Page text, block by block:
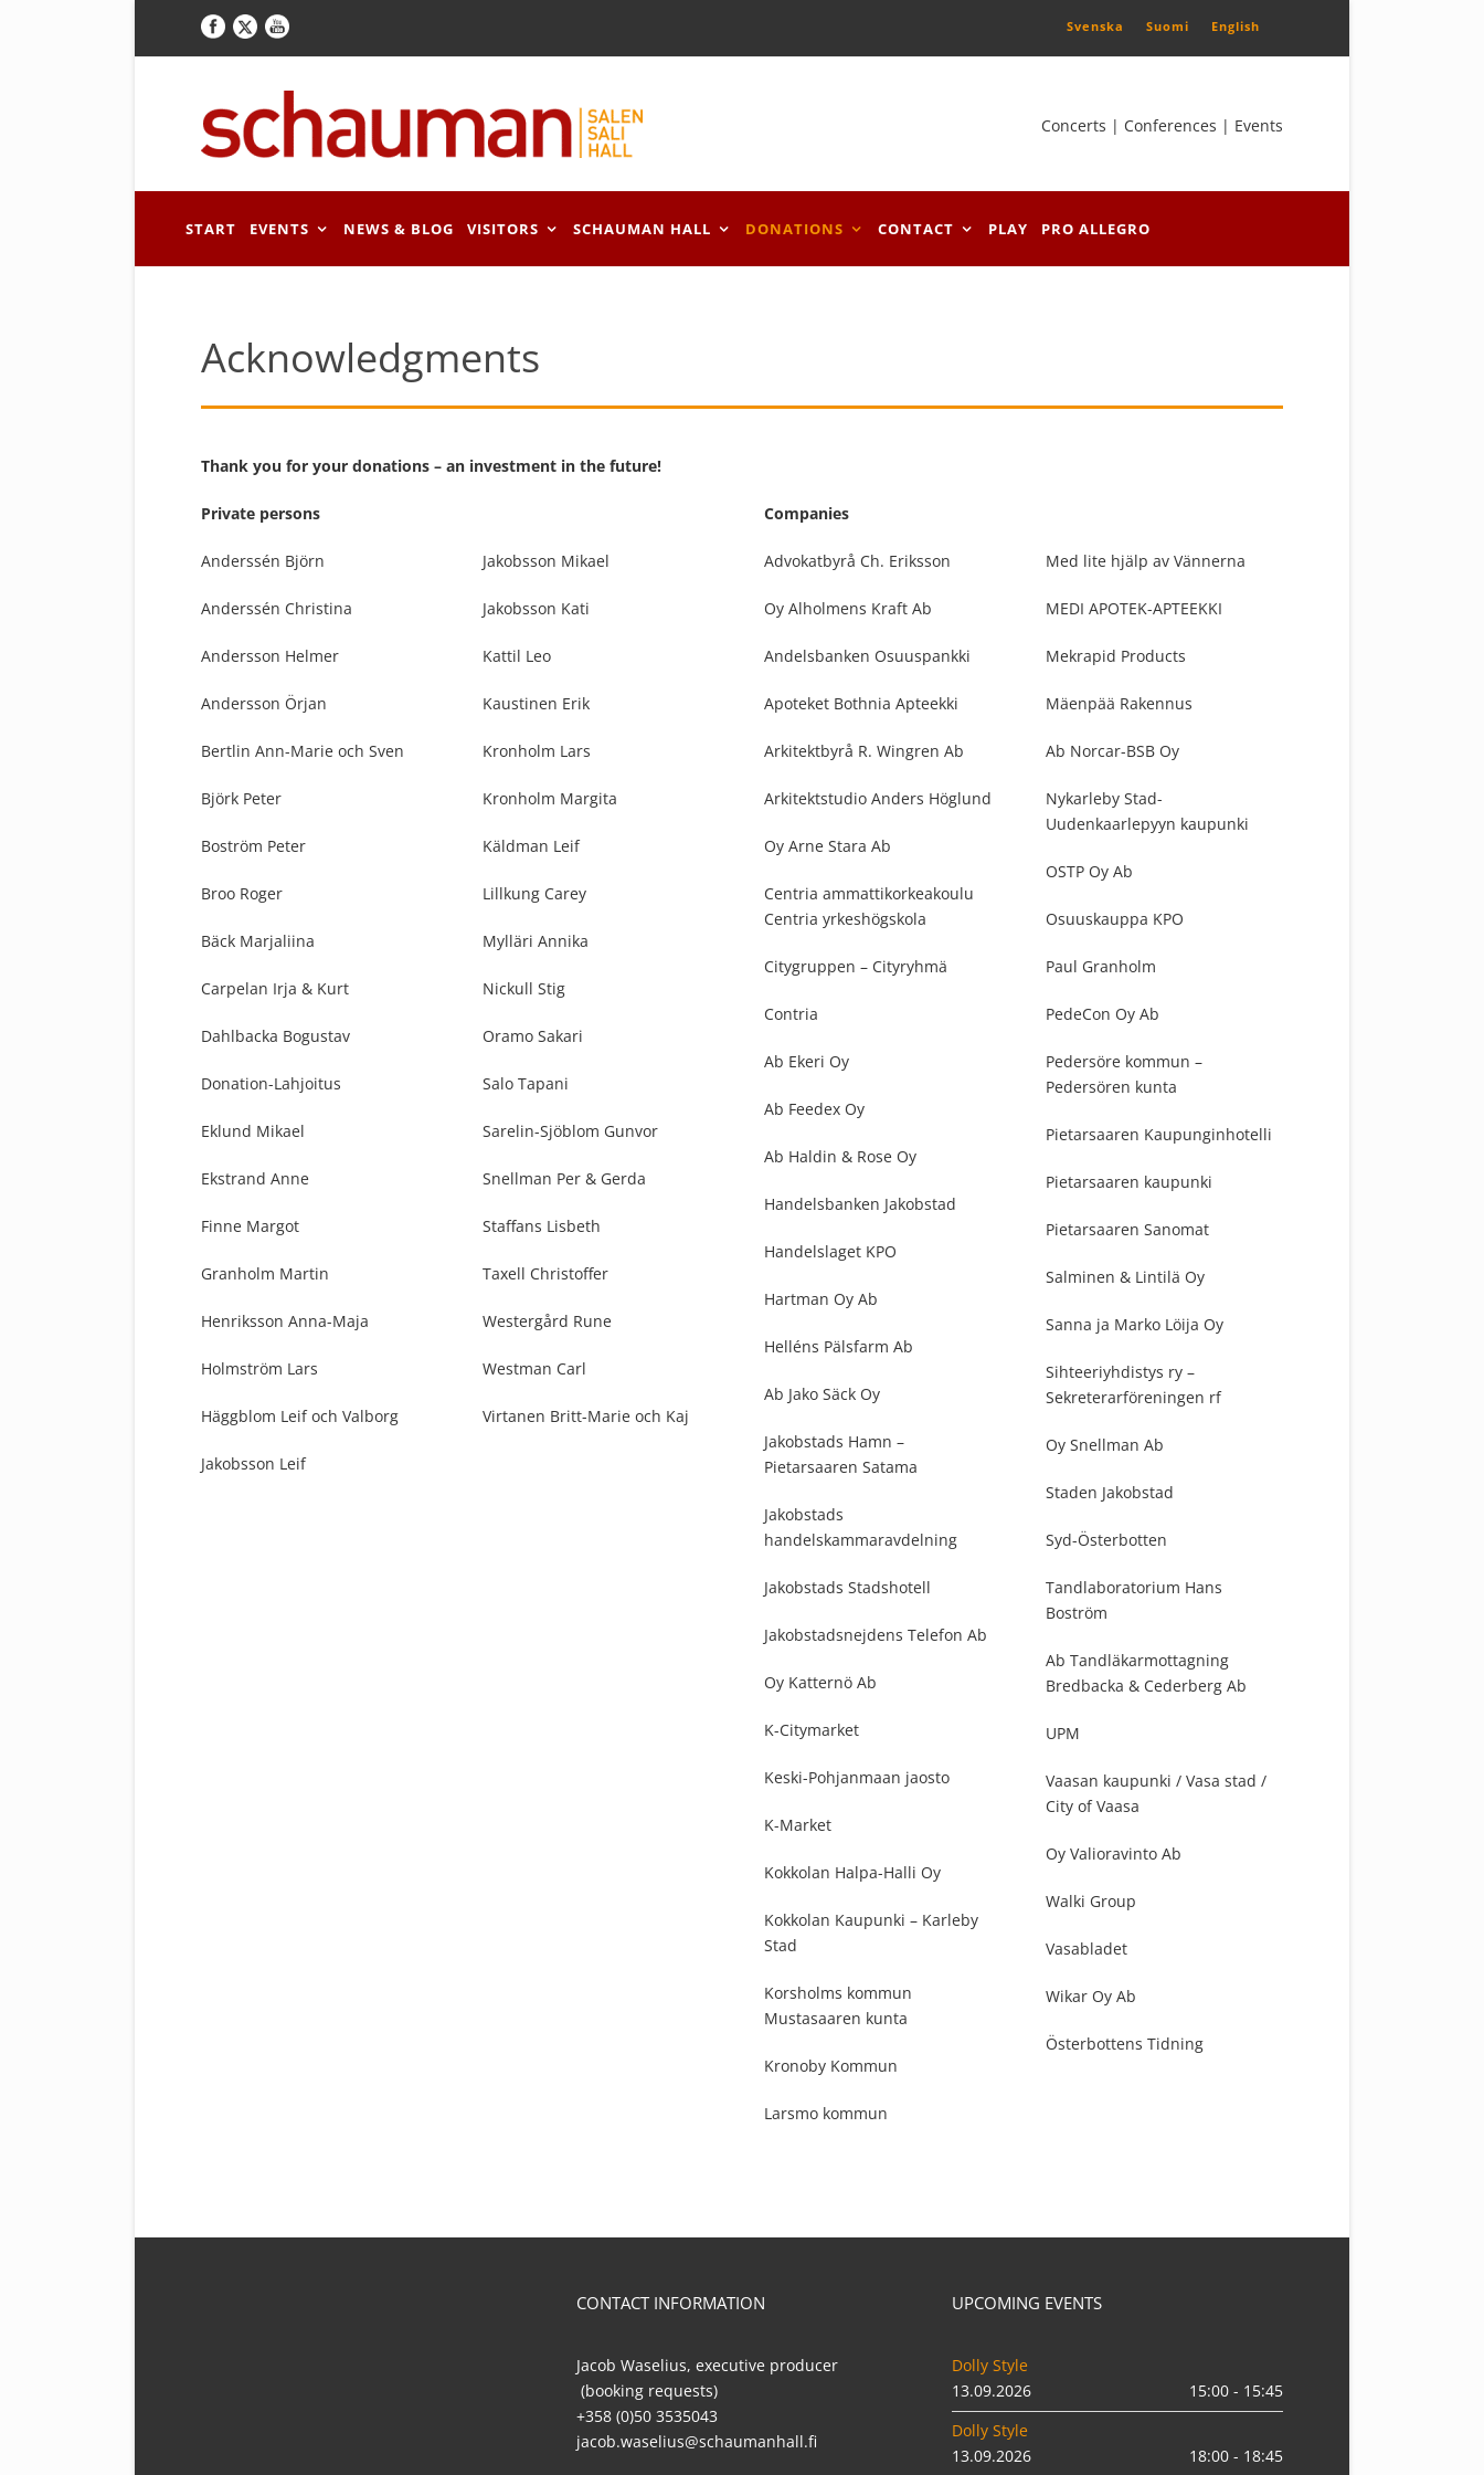
Svenska Suomi English
Concerts | Conferences | Events
START EVENTS NEWS & BLOG VISITORS SCHAUMAN HALL DONATIONS CONTACT PLAY PRO ALLEGRO
Acknowledgments
Thank you for your donations – an investment in the future!
Private persons
Anderssén Björn
Anderssén Christina
Andersson Helmer
Andersson Örjan
Bertlin Ann-Marie och Sven
Björk Peter
Boström Peter
Broo Roger
Bäck Marjaliina
Carpelan Irja & Kurt
Dahlbacka Bogustav
Donation-Lahjoitus
Eklund Mikael
Ekstrand Anne
Finne Margot
Granholm Martin
Henriksson Anna-Maja
Holmström Lars
Häggblom Leif och Valborg
Jakobsson Leif
Jakobsson Mikael
Jakobsson Kati
Kattil Leo
Kaustinen Erik
Kronholm Lars
Kronholm Margita
Käldman Leif
Lillkung Carey
Mylläri Annika
Nickull Stig
Oramo Sakari
Salo Tapani
Sarelin-Sjöblom Gunvor
Snellman Per & Gerda
Staffans Lisbeth
Taxell Christoffer
Westergård Rune
Westman Carl
Virtanen Britt-Marie och Kaj
Companies
Advokatbyrå Ch. Eriksson
Oy Alholmens Kraft Ab
Andelsbanken Osuuspankki
Apoteket Bothnia Apteekki
Arkitektbyrå R. Wingren Ab
Arkitektstudio Anders Höglund
Oy Arne Stara Ab
Centria ammattikorkeakoulu
Centria yrkeshögskola
Citygruppen – Cityryhmä
Contria
Ab Ekeri Oy
Ab Feedex Oy
Ab Haldin & Rose Oy
Handelsbanken Jakobstad
Handelslaget KPO
Hartman Oy Ab
Helléns Pälsfarm Ab
Ab Jako Säck Oy
Jakobstads Hamn –
Pietarsaaren Satama
Jakobstads
handelskammaravdelning
Jakobstads Stadshotell
Jakobstadsnejdens Telefon Ab
Oy Katternö Ab
K-Citymarket
Keski-Pohjanmaan jaosto
K-Market
Kokkolan Halpa-Halli Oy
Kokkolan Kaupunki – Karleby
Stad
Korsholms kommun
Mustasaaren kunta
Kronoby Kommun
Larsmo kommun
Med lite hjälp av Vännerna
MEDI APOTEK-APTEEKKI
Mekrapid Products
Mäenpää Rakennus
Ab Norcar-BSB Oy
Nykarleby Stad-
Uudenkaarlepyyn kaupunki
OSTP Oy Ab
Osuuskauppa KPO
Paul Granholm
PedeCon Oy Ab
Pedersöre kommun –
Pedersören kunta
Pietarsaaren Kaupunginhotelli
Pietarsaaren kaupunki
Pietarsaaren Sanomat
Salminen & Lintilä Oy
Sanna ja Marko Löija Oy
Sihteeriyhdistys ry –
Sekreterarföreningen rf
Oy Snellman Ab
Staden Jakobstad
Syd-Österbotten
Tandlaboratorium Hans
Boström
Ab Tandläkarmottagning
Bredbacka & Cederberg Ab
UPM
Vaasan kaupunki / Vasa stad /
City of Vaasa
Oy Valioravinto Ab
Walki Group
Vasabladet
Wikar Oy Ab
Österbottens Tidning
CONTACT INFORMATION
Jacob Waselius, executive producer
(booking requests)
+358 (0)50 3535043
jacob.waselius@schaumanhall.fi
UPCOMING EVENTS
Dolly Style
13.09.2026
15:00 - 15:45
Dolly Style
13.09.2026
18:00 - 18:45